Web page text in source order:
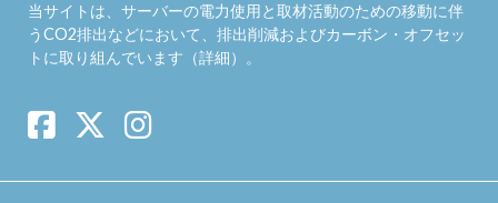
当サイトは、サーバーの電力使用と取材活動のための移動に伴
うCO2排出などにおいて、排出削減およびカーボン・オフセッ
トに取り組んでいます（詳細）。